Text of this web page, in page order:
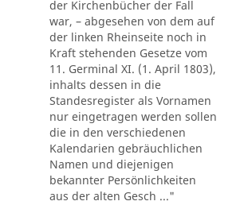
der Kirchenbücher der Fall
war, – abgesehen von dem auf
der linken Rheinseite noch in
Kraft stehenden Gesetze vom
11. Germinal XI. (1. April 1803),
inhalts dessen in die
Standesregister als Vornamen
nur eingetragen werden sollen
die in den verschiedenen
Kalendarien gebräuchlichen
Namen und diejenigen
bekannter Persönlichkeiten
aus der alten Gesch ..."